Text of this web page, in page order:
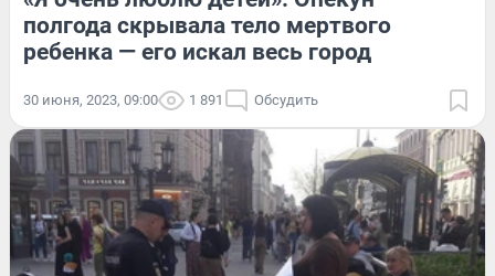
полгода скрывала тело мертвого
ребенка — его искал весь город
30 июня, 2023, 09:00 1 891 Обсудить